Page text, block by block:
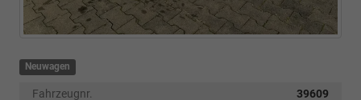
Neuwagen
Fahrzeugnr.
39609